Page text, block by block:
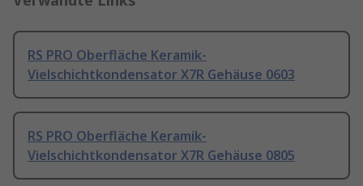
RS PRO Oberfläche Keramik-
Vielschichtkondensator X7R Gehäuse 0603
RS PRO Oberfläche Keramik-
Vielschichtkondensator X7R Gehäuse 0805